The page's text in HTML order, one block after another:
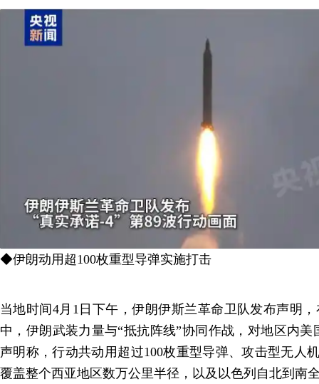
◆伊朗动用超100枚重型导弹实施打击
当地时间4月1日下午，伊朗伊斯兰革命卫队发布声明
中，伊朗武装力量与“抵抗阵线”协同作战，对地区内
声明称，行动共动用超过100枚重型导弹、攻击型无人
覆盖整个西亚地区数万公里半径，以及以色列自北到南